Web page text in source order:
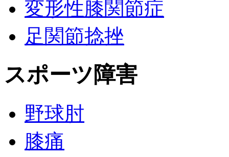
変形性膝関節症
足関節捻挫
スポーツ障害
野球肘
膝痛